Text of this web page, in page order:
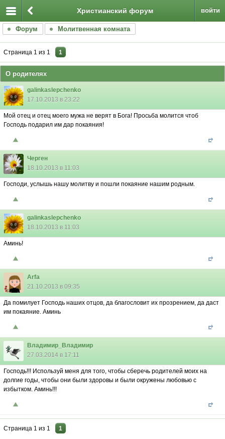
войти
Христианский форум
Форум Молитвенная комната
Страница 1 из 1 1
О родителях
galinkaslepchenko
17.10.2013 в 23:22
Мой отец и отец моего мужа не верят в Бога! Просьба молится чтоб
Господь подарил им дар покаяния!
Черген
18.10.2013 в 11:03
Господи, услышь нашу молитву и пошли покаяние нашим родным.
galinkaslepchenko
18.10.2013 в 11:03
Аминь!
Arfa
21.10.2013 в 09:35
Да помилует Господь наших отцов, да благословит их прозрением, да даст
им покаяние. Аминь
Владимир_Владимир
27.03.2014 в 17:11
Господь!!! Используй меня для того, чтобы сберечь родителей моих на
долгие годы, чтобы они были здоровы и были окружены любовью с
избытком. Аминь!!!
Страница 1 из 1 1